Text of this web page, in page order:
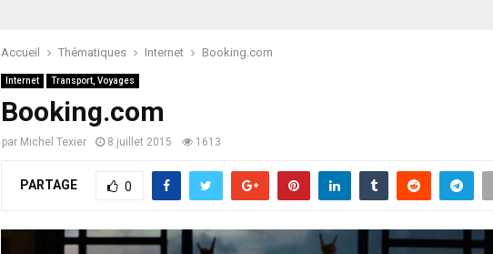
Accueil Thématiques Internet Booking.com
Internet Transport, Voyages
Booking.com
par Michel Texier 8 juillet 2015 1613
PARTAGE 0